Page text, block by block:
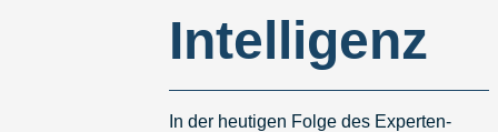
Intelligenz
In der heutigen Folge des Experten-